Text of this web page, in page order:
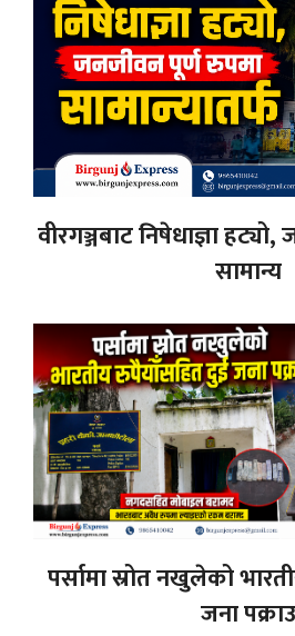
वीरगञ्जबाट निषेधाज्ञा
सामान्य
पर्सामा स्रोत नखुलेको
जना पक्राउ